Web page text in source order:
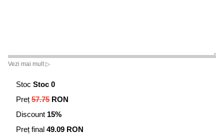
Vezi mai mult ▷
Stoc Stoc 0
Preț 57.75 RON
Discount 15%
Preț final 49.09 RON